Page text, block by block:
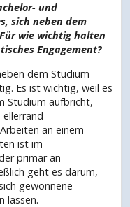
und
sich neben dem
wie wichtig halten
Engagement?
dem Studium
Es ist wichtig, weil es
Studium aufbricht,
an einem
ist im
primär an
geht es darum,
gewonnene
lassen.